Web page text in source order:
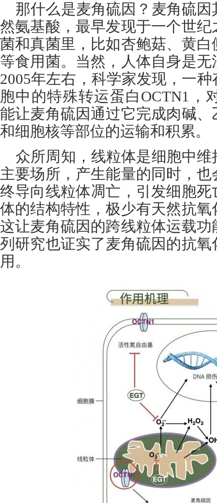
那什么是麦角硫因？麦角硫
然氨基酸，最早发现于一个世
菌和真菌里，比如杏鲍菇、黄
等食用菌。当然，人体自身是
2005年左右，科学家发现，一
胞中的特殊转运蛋白OCTN1，
能让麦角硫因通过它完成肉碱
和细胞核等部位的运输和积累。
众所周知，线粒体是细胞中
主要场所，产生能量的同时，
终导向线粒体凋亡，引发细胞
体的结构特性，极少有天然抗
这让麦角硫因的跨线粒体运载
列研究也证实了麦角硫因的抗
用。